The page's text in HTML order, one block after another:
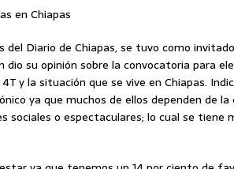
en Chiapas
Diario de Chiapas, se tuvo como
dio su opinión sobre la convocatoria para
y la situación que se vive en Chiapas.
ya que muchos de ellos dependen de la
sociales o espectaculares; lo cual se tiene